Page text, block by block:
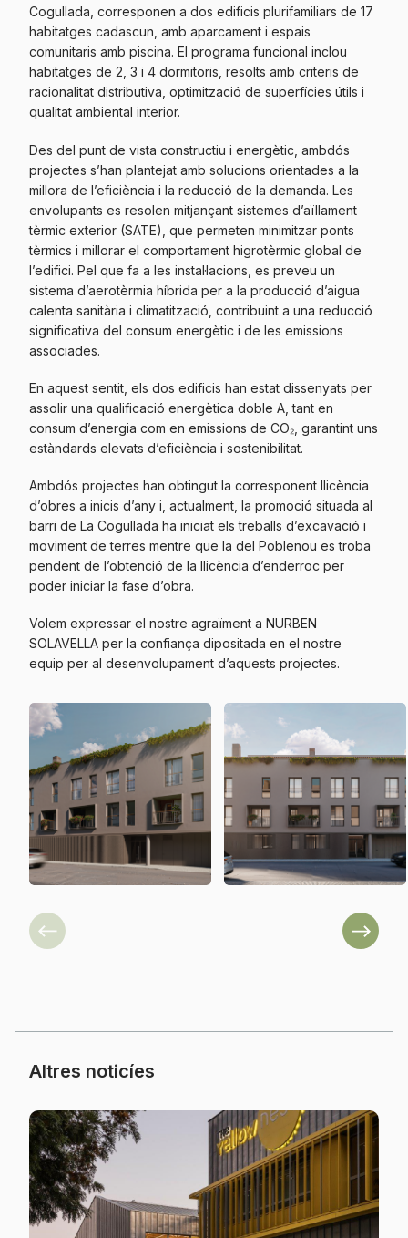
Cogullada, corresponen a dos edificis plurifamiliars de 17
habitatges cadascun, amb aparcament i espais
comunitaris amb piscina. El programa funcional inclou
habitatges de 2, 3 i 4 dormitoris, resolts amb criteris de
racionalitat distributiva, optimització de superfícies útils i
qualitat ambiental interior.
Des del punt de vista constructiu i energètic, ambdós
projectes s’han plantejat amb solucions orientades a la
millora de l’eficiència i la reducció de la demanda. Les
envolupants es resolen mitjançant sistemes d’aïllament
tèrmic exterior (SATE), que permeten minimitzar ponts
tèrmics i millorar el comportament higrotèrmic global de
l’edifici. Pel que fa a les instal·lacions, es preveu un
sistema d’aerotèrmia híbrida per a la producció d’aigua
calenta sanitària i climatització, contribuint a una reducció
significativa del consum energètic i de les emissions
associades.
En aquest sentit, els dos edificis han estat dissenyats per
assolir una qualificació energètica doble A, tant en
consum d’energia com en emissions de CO₂, garantint uns
estàndards elevats d’eficiència i sostenibilitat.
Ambdós projectes han obtingut la corresponent llicència
d’obres a inicis d’any i, actualment, la promoció situada al
barri de La Cogullada ha iniciat els treballs d’excavació i
moviment de terres mentre que la del Poblenou es troba
pendent de l’obtenció de la llicència d’enderroc per
poder iniciar la fase d’obra.
Volem expressar el nostre agraïment a NURBEN
SOLAVELLA per la confiança dipositada en el nostre
equip per al desenvolupament d’aquests projectes.
Previous Next
Altres noticíes